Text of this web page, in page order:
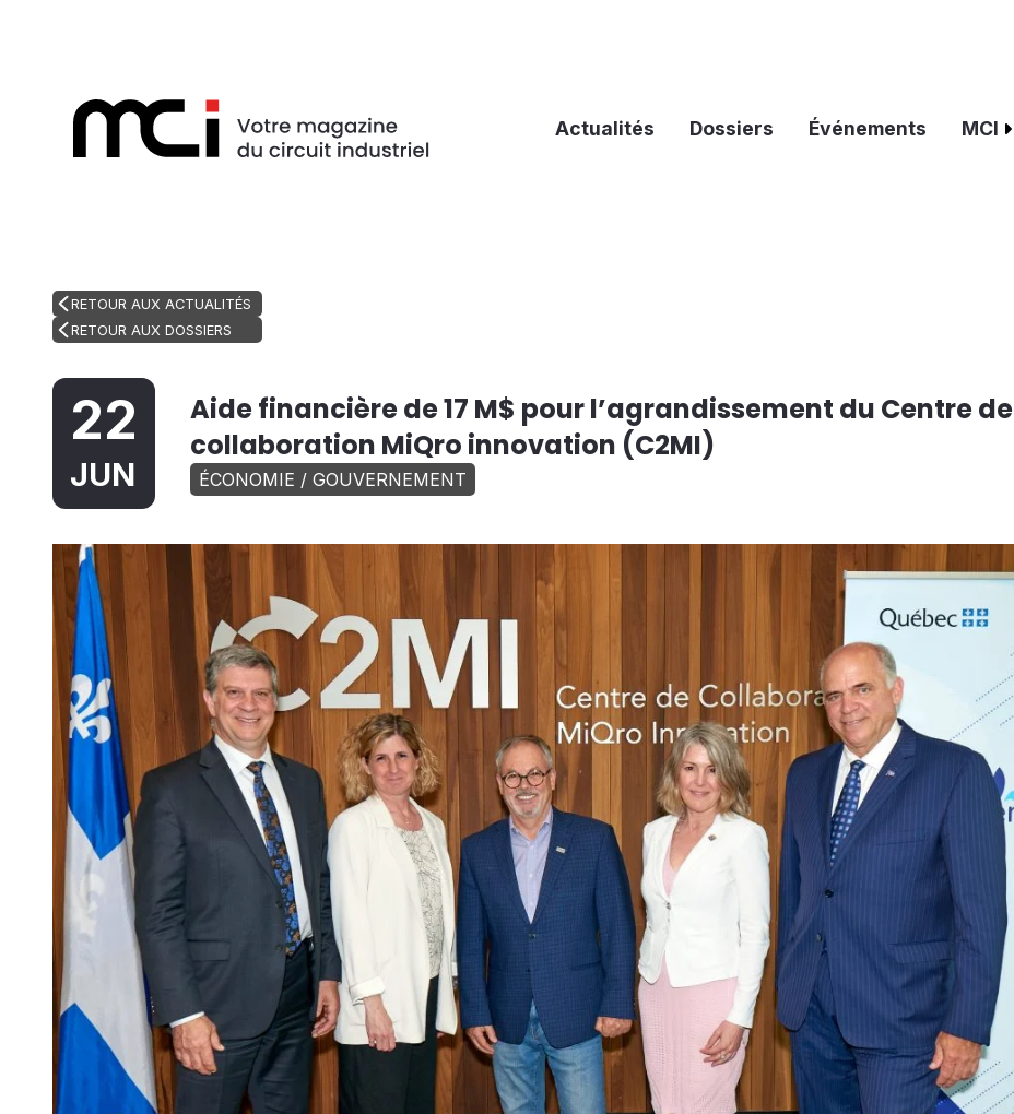
Actualités Dossiers Événements MCI
RETOUR AUX ACTUALITÉS
RETOUR AUX DOSSIERS
22
JUN
Aide financière de 17 M$ pour l’agrandissement du Centre de
collaboration MiQro innovation (C2MI)
ÉCONOMIE / GOUVERNEMENT